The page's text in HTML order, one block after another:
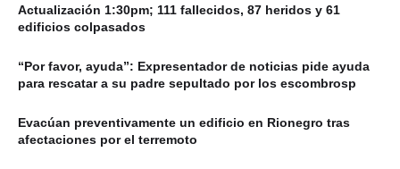
Actualización 1:30pm; 111 fallecidos, 87 heridos y 61
edificios colpasados
“Por favor, ayuda”: Expresentador de noticias pide ayuda
para rescatar a su padre sepultado por los escombrosp
Evacúan preventivamente un edificio en Rionegro tras
afectaciones por el terremoto